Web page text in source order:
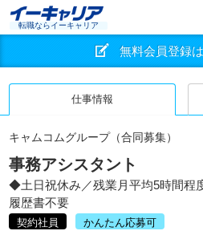
転職ならイーキャリア
無料会員登録
仕事情報
キャムコムグループ（合同募集）
事務アシスタント
◆土日祝休み／残業月平均5時間程
履歴書不要
契約社員 かんたん応募可